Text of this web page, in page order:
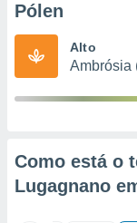
estudos
1199
Pólen
Alto
Ambrósia
Como está o
Lugagnano